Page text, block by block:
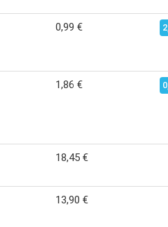
0,99 €
1,86 €
18,45 €
13,90 €